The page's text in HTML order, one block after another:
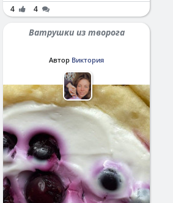
4 4
Ватрушки из творога
Автор Виктория